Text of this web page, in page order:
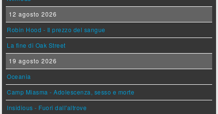
12 agosto 2026
Robin Hood - Il prezzo del sangue
La fine di Oak Street
19 agosto 2026
Oceania
Camp Miasma - Adolescenza, sesso e morte
Insidious - Fuori dall'altrove